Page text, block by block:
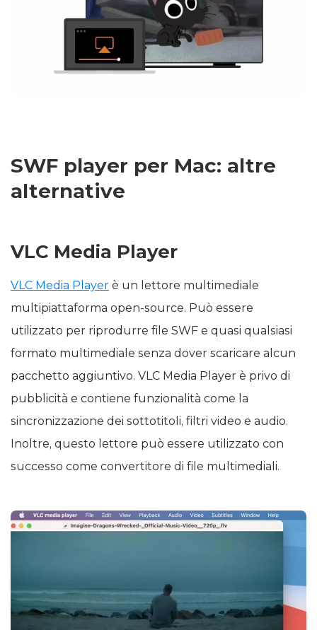
SWF player per Mac: altre
alternative
VLC Media Player
VLC Media Player è un lettore multimediale
multipiattaforma open-source. Può essere
utilizzato per riprodurre file SWF e quasi qualsiasi
formato multimediale senza dover scaricare alcun
pacchetto aggiuntivo. VLC Media Player è privo di
pubblicità e contiene funzionalità come la
sincronizzazione dei sottotitoli, filtri video e audio.
Inoltre, questo lettore può essere utilizzato con
successo come convertitore di file multimediali.